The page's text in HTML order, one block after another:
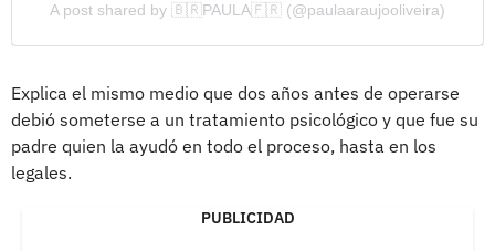
A post shared by 🇧🇷PAULA🇫🇷 (@paulaaraujooliveira)
Explica el mismo medio que dos años antes de operarse
debió someterse a un tratamiento psicológico y que fue su
padre quien la ayudó en todo el proceso, hasta en los
legales.
PUBLICIDAD